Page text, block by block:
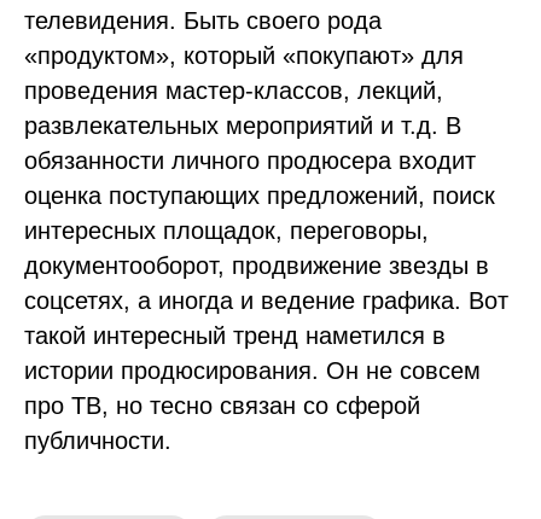
телевидения. Быть своего рода
«продуктом», который «покупают» для
проведения мастер-классов, лекций,
развлекательных мероприятий и т.д. В
обязанности личного продюсера входит
оценка поступающих предложений, поиск
интересных площадок, переговоры,
документооборот, продвижение звезды в
соцсетях, а иногда и ведение графика. Вот
такой интересный тренд наметился в
истории продюсирования. Он не совсем
про ТВ, но тесно связан со сферой
публичности.